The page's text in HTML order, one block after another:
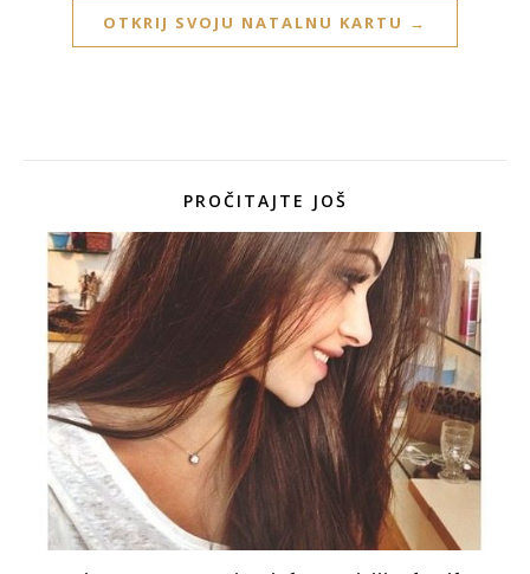
OTKRIJ SVOJU NATALNU KARTU →
PROČITAJTE JOŠ